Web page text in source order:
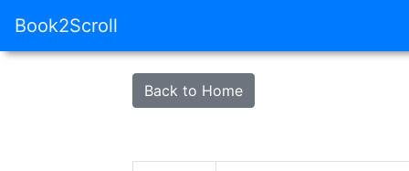
Book2Scroll
Back to Home